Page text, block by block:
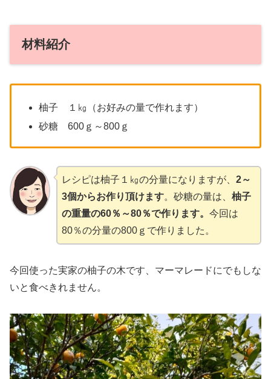
材料紹介
柚子 １㎏（お好みの量で作れます）
砂糖 600ｇ～800ｇ
レシピは柚子１㎏の分量になりますが、 2～
3個からお作り頂けます。砂糖の量は、 柚子
の重量の60％～80％で作ります。 今回は
80％の分量の800ｇで作りました。
今回使った実家の柚子の木です、マーマレードにでもしな
いと食べきれません。